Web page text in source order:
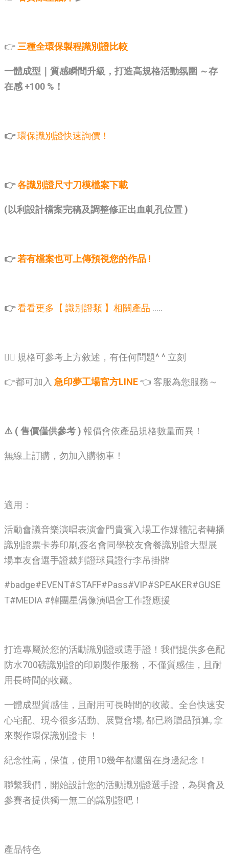
👉三種全環保製程識別證比較
一體成型｜質感瞬間升級，打造高規格活動氛圍 ～存
在感 +100 %！
👉環保識別證快速詢價！
👉各識別證尺寸刀模檔案下載
(以利設計檔案完稿及調整修正出血軋孔位置 )
👉若有檔案也可上傳預視您的作品 !
👉看看更多【 識別證類 】相關產品 .....
🙋‍♂️ 規格可參考上方敘述，有任何問題^ ^ 立刻
👉都可加入 急印夢工場官方LINE👈 客服為您服務～
⚠️ ( 售價僅供參考 ) 報價會依產品規格數量而異！
無線上訂購，勿加入購物車！
適用：
活動會議音樂演唱表演會門貴賓入場工作媒體記者轉播
識別證票卡券印刷,簽名會同學校友會餐識別證大型展
場車友會選手證裁判證球員證行李吊掛牌
#badge#EVENT#STAFF#Pass#VIP#SPEAKER#GUSE
T#MEDIA #韓團星偶像演唱會工作證應援
打造專屬於您的活動識別證或選手證！我們提供多色配
防水700磅識別證的印刷製作服務，不僅質感佳，且耐
用長時間的收藏。
一體成型質感佳，且耐用可長時間的收藏。全台快速安
心宅配、現今很多活動、展覽會場, 都已將贈品預算, 拿
來製作環保識別證卡 ！
紀念性高，保值，使用10幾年都還留在身邊紀念！
聯繫我們，開始設計您的活動識別證選手證，為與會及
參賽者提供獨一無二的識別證吧！
產品特色